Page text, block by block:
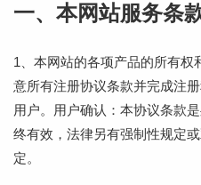
一、本网站服务条
1、本网站的各项产品的所有权
意所有注册协议条款并完成注
用户。用户确认：本协议条款
终有效，法律另有强制性规定
定。